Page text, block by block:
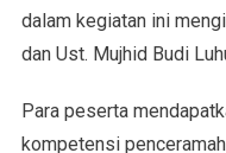
dalam kegiatan ini
dan Ust. Mujhid Budi
Para peserta
kompetensi